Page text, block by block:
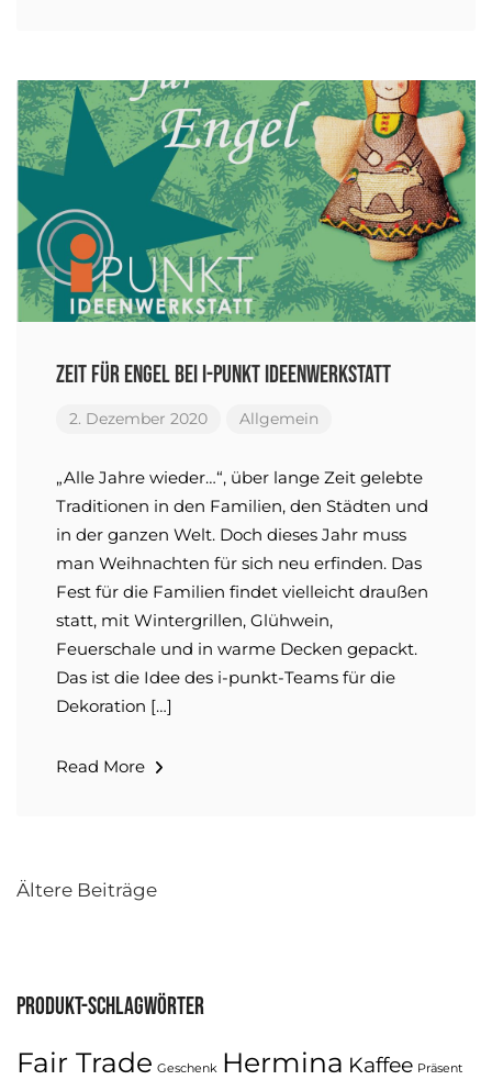
Zeit für Engel bei i-punkt Ideenwerkstatt
2. Dezember 2020 Allgemein
„Alle Jahre wieder…“, über lange Zeit gelebte
Traditionen in den Familien, den Städten und
in der ganzen Welt. Doch dieses Jahr muss
man Weihnachten für sich neu erfinden. Das
Fest für die Familien findet vielleicht draußen
statt, mit Wintergrillen, Glühwein,
Feuerschale und in warme Decken gepackt.
Das ist die Idee des i-punkt-Teams für die
Dekoration […]
Read More
Beitragsnavigation
Ältere Beiträge
Produkt-Schlagwörter
Fair Trade Geschenk Hermina Kaffee Präsent